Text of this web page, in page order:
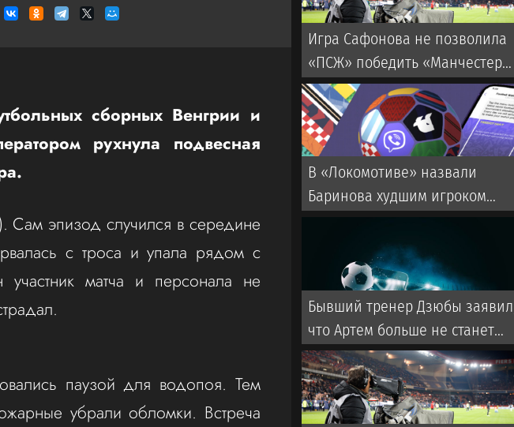
сборных Венгрии и
рухнула подвесная
Сам эпизод случился в середине
с троса и упала рядом с
матча и персонала не
паузой для водопоя. Тем
убрали обломки. Встреча
Игра Сафонова не позволила
«ПСЖ» победить «Манчестер
Юнайтед»
В «Локомотиве» назвали
Баринова худшим игроком
железнодорожников
Бывший тренер Дзюбы
что Артем больше не станет
чемпионом России